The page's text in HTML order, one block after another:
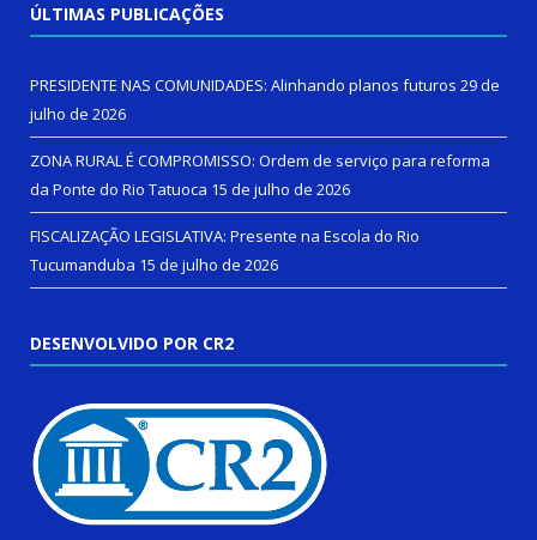
ÚLTIMAS PUBLICAÇÕES
PRESIDENTE NAS COMUNIDADES: Alinhando planos futuros 29 de
julho de 2026
ZONA RURAL É COMPROMISSO: Ordem de serviço para reforma
da Ponte do Rio Tatuoca 15 de julho de 2026
FISCALIZAÇÃO LEGISLATIVA: Presente na Escola do Rio
Tucumanduba 15 de julho de 2026
DESENVOLVIDO POR CR2